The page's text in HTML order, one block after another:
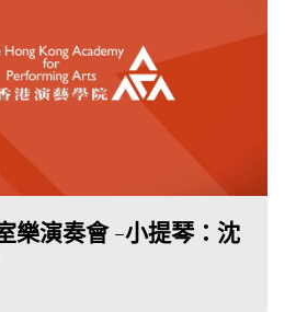
樂演奏會 -小提琴：沈